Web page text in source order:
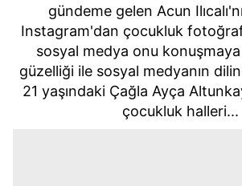
gündeme gelen Acun
Instagram'dan çocukluk
sosyal medya onu konuşmaya
güzelliği ile sosyal medyanın
21 yaşındaki Çağla Ayça
çocukluk halleri...